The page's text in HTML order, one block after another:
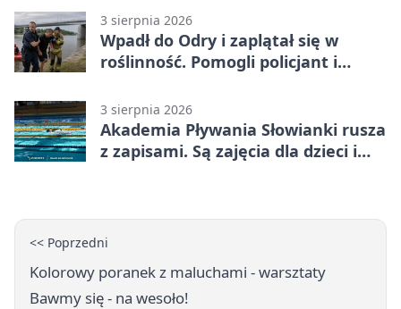
3 sierpnia 2026
Wpadł do Odry i zaplątał się w
roślinność. Pomogli policjant i
3 sierpnia 2026
Akademia Pływania Słowianki rusza
z zapisami. Są zajęcia dla dzieci i
<< Poprzedni
Kolorowy poranek z maluchami - warsztaty
Bawmy się - na wesoło!